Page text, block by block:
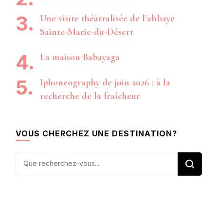
Une visite théâtralisée de l’abbaye
Sainte-Marie-du-Désert
La maison Babayaga
Iphoneography de juin 2026 : à la
recherche de la fraîcheur
VOUS CHERCHEZ UNE DESTINATION?
Vous
recherchiez